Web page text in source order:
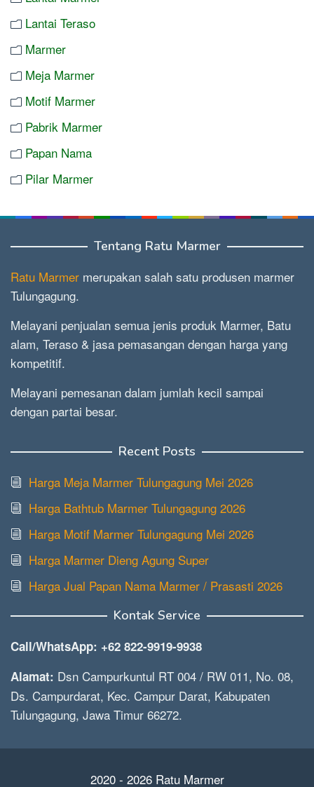
Lantai Teraso
Marmer
Meja Marmer
Motif Marmer
Pabrik Marmer
Papan Nama
Pilar Marmer
Tentang Ratu Marmer
Ratu Marmer merupakan salah satu produsen marmer
Tulungagung.
Melayani penjualan semua jenis produk Marmer, Batu
alam, Teraso & jasa pemasangan dengan harga yang
kompetitif.
Melayani pemesanan dalam jumlah kecil sampai
dengan partai besar.
Recent Posts
Harga Meja Marmer Tulungagung Mei 2026
Harga Bathtub Marmer Tulungagung 2026
Harga Motif Marmer Tulungagung Mei 2026
Harga Marmer Dieng Agung Super
Harga Jual Papan Nama Marmer / Prasasti 2026
Kontak Service
Call/WhatsApp: +62 822-9919-9938
Alamat: Dsn Campurkuntul RT 004 / RW 011, No. 08,
Ds. Campurdarat, Kec. Campur Darat, Kabupaten
Tulungagung, Jawa Timur 66272.
2020 - 2026 Ratu Marmer